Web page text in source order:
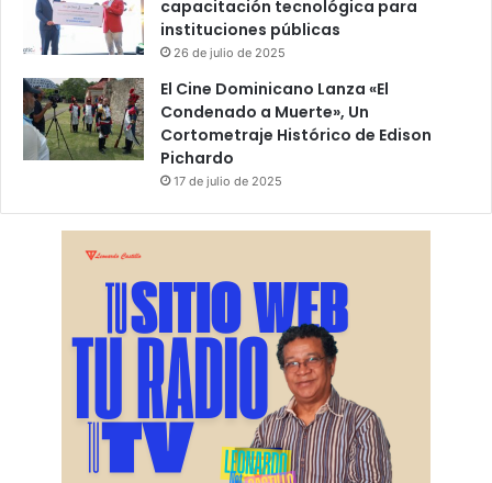
capacitación tecnológica para
instituciones públicas
26 de julio de 2025
El Cine Dominicano Lanza «El
Condenado a Muerte», Un
Cortometraje Histórico de Edison
Pichardo
17 de julio de 2025